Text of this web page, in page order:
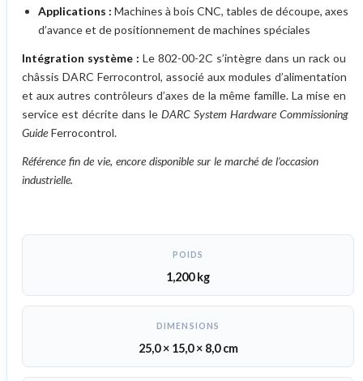
Applications : Machines à bois CNC, tables de découpe, axes
d’avance et de positionnement de machines spéciales
Intégration système : Le 802-00-2C s’intègre dans un rack ou
châssis DARC Ferrocontrol, associé aux modules d’alimentation
et aux autres contrôleurs d’axes de la même famille. La mise en
service est décrite dans le DARC System Hardware Commissioning
Guide Ferrocontrol.
Référence fin de vie, encore disponible sur le marché de l’occasion
industrielle.
POIDS
1,200 kg
DIMENSIONS
25,0 × 15,0 × 8,0 cm